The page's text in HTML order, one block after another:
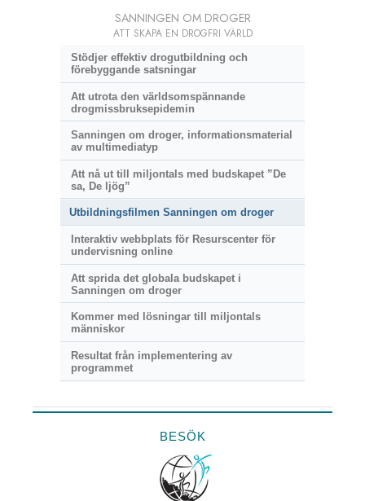
SANNINGEN OM DROGER
ATT SKAPA EN DROGFRI VÄRLD
Stödjer effektiv drogutbildning och
förebyggande satsningar
Att utrota den världsomspännande
drogmissbruksepidemin
Sanningen om droger, informationsmaterial
av multimediatyp
Att nå ut till miljontals med budskapet ”De
sa, De ljög”
Utbildningsfilmen Sanningen om droger
Interaktiv webbplats för Resurscenter för
undervisning online
Att sprida det globala budskapet i
Sanningen om droger
Kommer med lösningar till miljontals
människor
Resultat från implementering av
programmet
BESÖK